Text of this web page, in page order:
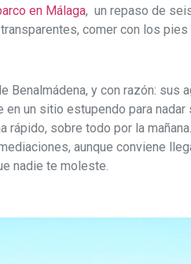
en Málaga, un repaso de
comer con los
Benalmádena, y con razón:
un sitio estupendo para
rápido, sobre todo por la
aunque conviene
nadie te moleste.